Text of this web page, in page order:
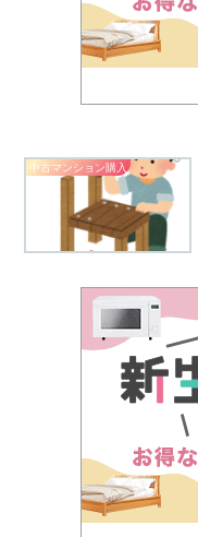
中古マンション購入